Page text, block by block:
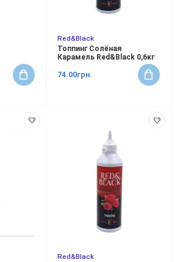
Red&Black
Топпинг Солёная
Карамель Red&Black 0,6кг
74.00грн.
Red&Black